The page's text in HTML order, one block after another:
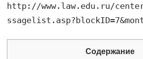
http://www.law.edu.ru/
Содержание